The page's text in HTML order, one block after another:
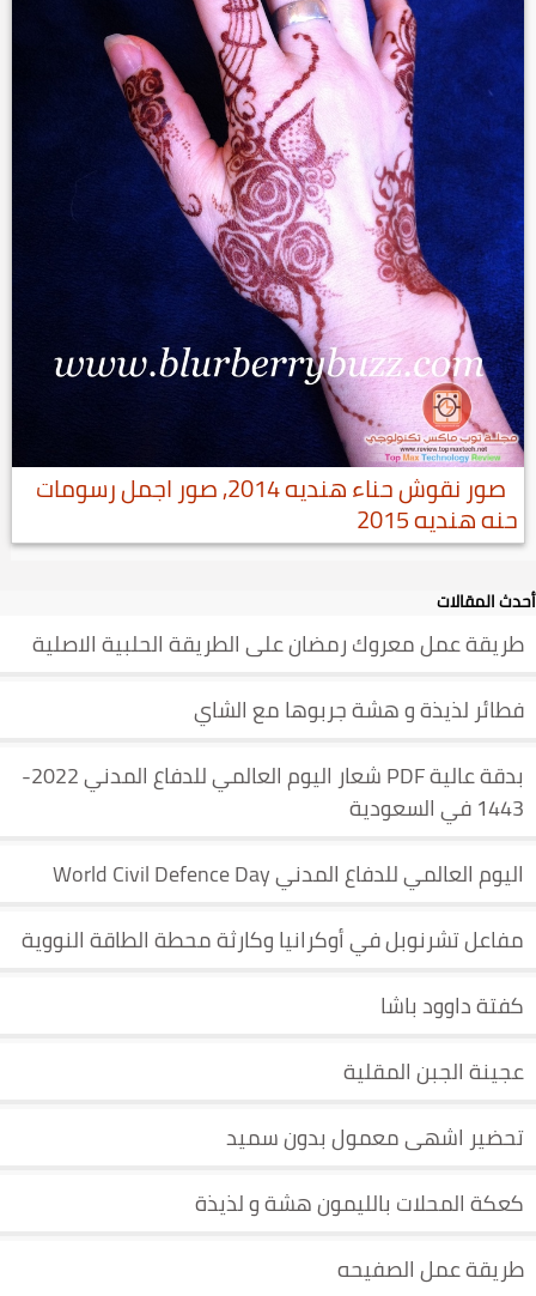
صور نقوش حناء هنديه 2014, صور اجمل رسومات
حنه هنديه 2015
أحدث المقالات
طريقة عمل معروك رمضان على الطريقة الحلبية الاصلية
فطائر لذيذة و هشة جربوها مع الشاي
بدقة عالية PDF شعار اليوم العالمي للدفاع المدني 2022-
1443 في السعودية
اليوم العالمي للدفاع المدني World Civil Defence Day
مفاعل تشرنوبل في أوكرانيا وكارثة محطة الطاقة النووية
كفتة داوود باشا
عجينة الجبن المقلية
تحضير اشهى معمول بدون سميد
كعكة المحلات بالليمون هشة و لذيذة
طريقة عمل الصفيحه